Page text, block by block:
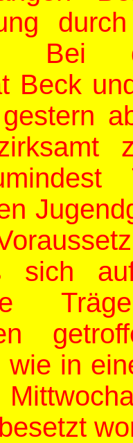
Bei
Beck
sich
wie in